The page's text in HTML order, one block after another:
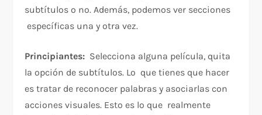
subtítulos o no. Además, podemos ver secciones
específicas una y otra vez.
Principiantes: Selecciona alguna película, quita
la opción de subtítulos. Lo que tienes que hacer
es tratar de reconocer palabras y asociarlas con
acciones visuales. Esto es lo que realmente